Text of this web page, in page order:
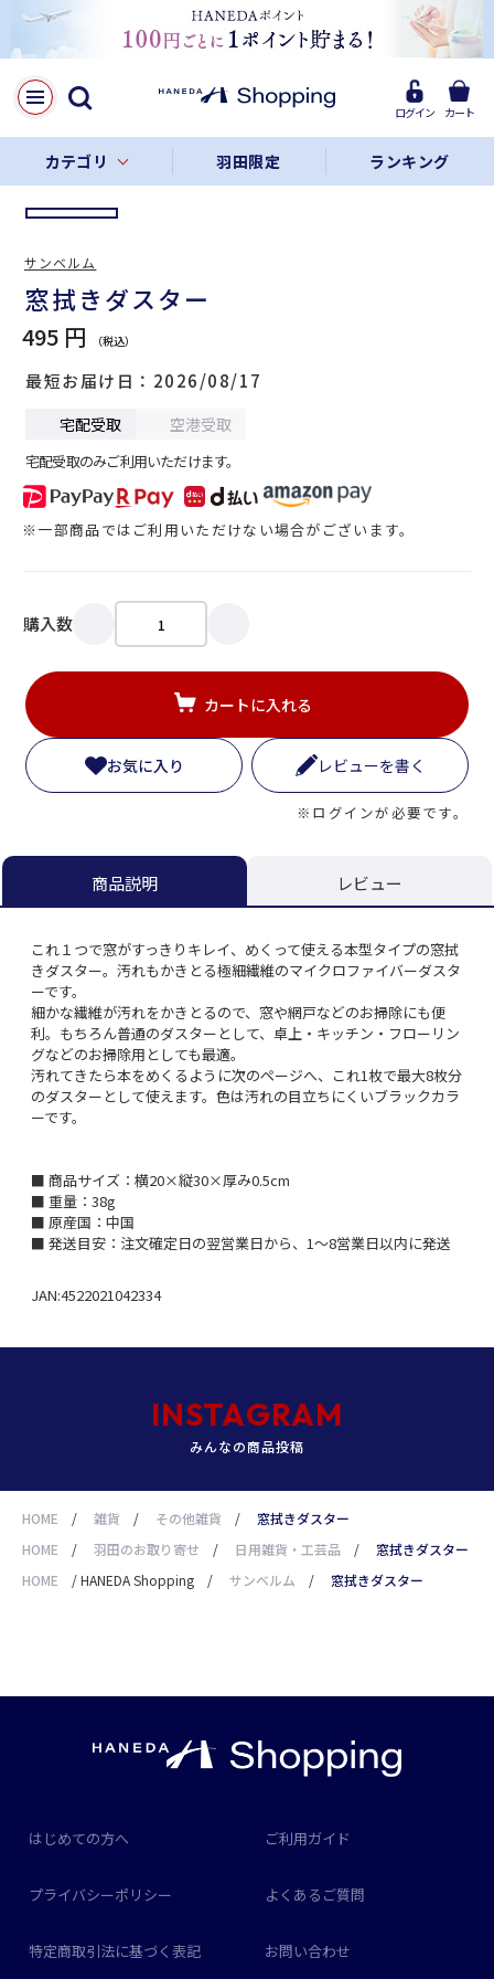
ログイン カート
カテゴリ 羽田限定 ランキング
HOME / 雑貨 / その他雑貨 /
窓拭きダスター
HOME
/ 羽田のお取り寄せ / 日用雑貨・工芸品 /
窓拭きダスター
HOME
/HANEDA Shopping / サンベルム / 窓拭きダスター
LINE
Facebook
リンクをコピー
窓拭きダスター
495 円
最短お届け日 2026/08/17
宅配受取 空港受取
宅配受取のみご利用いただけます。
※一部商品ではご利用いただけない場合がございます。
購入数
カートに入れる
お気に入り レビューを書く
※ログインが必要です。
サンベルム
商品説明 レビュー
これ１つで窓がすっきりキレイ、めくって使える本型タイプの窓拭
きダスター。汚れもかきとる極細繊維のマイクロファイバーダスタ
ーです。
細かな繊維が汚れをかきとるので、窓や網戸などのお掃除にも便
利。もちろん普通のダスターとして、卓上・キッチン・フローリン
グなどのお掃除用としても最適。
汚れてきたら本をめくるように次のページへ、これ1枚で最大8枚分
のダスターとして使えます。色は汚れの目立ちにくいブラックカラ
ーです。
■ 商品サイズ：横20×縦30×厚み0.5cm
■ 重量：38g
■ 原産国：中国
■ 発送目安：注文確定日の翌営業日から、1～8営業日以内に発送
JAN:4522021042334
INSTAGRAM
みんなの商品投稿
はじめての方へ ご利用ガイド
プライバシーポリシー よくあるご質問
特定商取引法に基づく表記 お問い合わせ